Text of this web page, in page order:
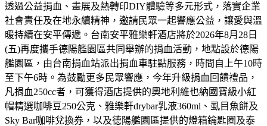
透過公益捐血、畫展及熱轉印DIY體驗等多元形式，落實企業
社會責任及在地永續精神，邀請民眾一起響應公益，讓愛與溫
暖持續在安平傳遞。台南安平雅樂軒酒店將於2026年8月28日
(五)再度攜手德陽艦園區共同舉辦的捐血活動，地點設於德陽
艦園區，由台南捐血站派出捐血車駐點服務，時間自上午10時
至下午6時。為鼓勵更多民眾響應，今年升級捐血回饋禮品，
凡捐血250cc者，可獲得酒店提供的奧地利維也納國寶級小紅
帽精選咖啡豆250公克、雅樂軒drybar乳液360ml、虱目魚餅及
Sky Bar咖啡兌換券，以及德陽艦園區提供的燈箱鑰匙圈及泰